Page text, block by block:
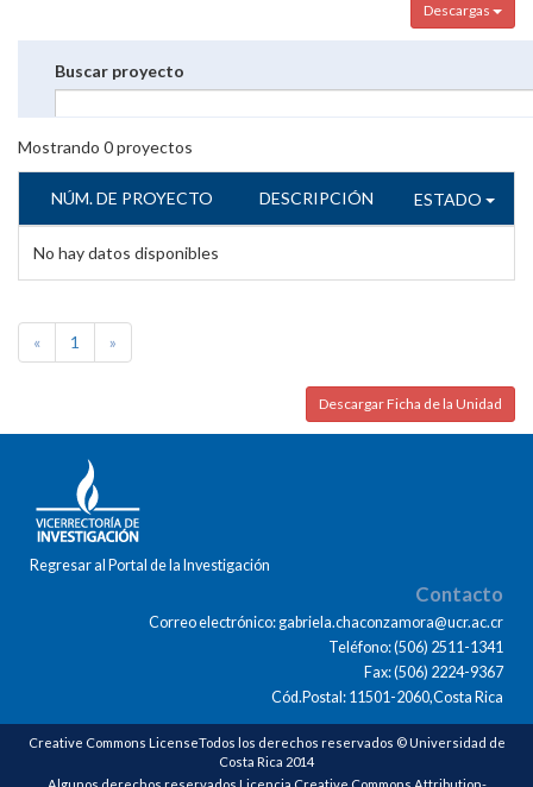
Descargas
Buscar proyecto
Mostrando 0proyectos
NÚM. DE PROYECTO DESCRIPCIÓN ESTADO
No hay datos disponibles
« 1 »
Descargar Ficha de la Unidad
Regresar al Portal de la Investigación
Contacto
Correo electrónico: gabriela.chaconzamora@ucr.ac.cr
Teléfono: (506) 2511-1341
Fax: (506) 2224-9367
Cód.Postal: 11501-2060,Costa Rica
Creative Commons LicenseTodos los derechos reservados © Universidad de
Costa Rica 2014